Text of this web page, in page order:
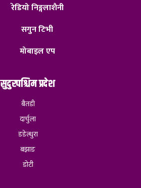
रेडियो निङ्गलाशैनी
सगुन टिभी
मोबाइल एप
सुदुरपश्चिम प्रदेश
बैतडी
दार्चुला
डडेल्धुरा
बझाङ
डोटी